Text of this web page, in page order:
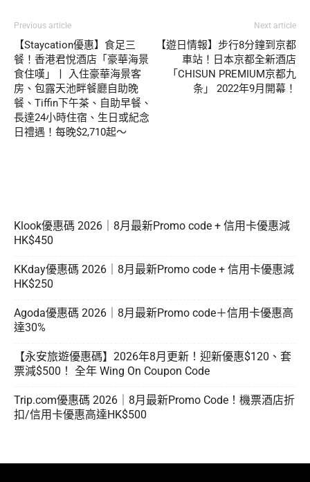
Previous article
【Staycation優惠】食足三
餐！香港君悅酒店「豪華海景
食住嘆」丨 入住豪華海景客
房、包露天池畔餐廳自助晚
餐、Tiffin下午茶、自助早餐、
長達24小時住宿、生日或紀念
日禮遇！每晚$2,710起～
Next article
【遊日情報】步行8分鐘到京都
車站！日本京都全新酒店
「CHISUN PREMIUM京都九
条」 2022年9月開幕！
Klook優惠碼 2026｜8月最新Promo code + 信用卡優惠減
HK$450
KKday優惠碼 2026｜8月最新Promo code + 信用卡優惠減
HK$250
Agoda優惠碼 2026｜8月最新Promo code＋信用卡優惠高
達30%
【永安旅遊優惠碼】2026年8月更新！迎新優惠$120、套
票減$500！ 全年 Wing On Coupon Code
Trip.com優惠碼 2026｜8月最新Promo Code！機票酒店折
扣/信用卡優惠高達HK$500